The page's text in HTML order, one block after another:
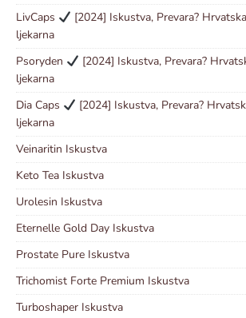
LivCaps
[2024] Iskustva, Prevara?
ljekarna
Psoryden
[2024] Iskustva, Prevara?
ljekarna
Dia Caps
[2024] Iskustva, Prevara?
ljekarna
Veinaritin Iskustva
Keto Tea Iskustva
Urolesin Iskustva
Eternelle Gold Day Iskustva
Prostate Pure Iskustva
Trichomist Forte Premium Iskustva
Turboshaper Iskustva